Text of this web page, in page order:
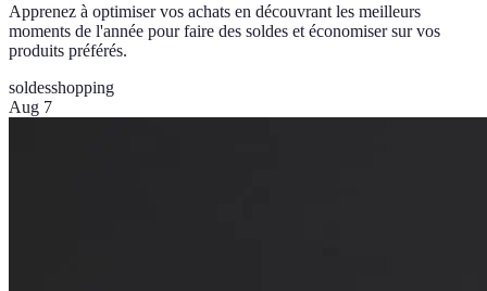
Apprenez à optimiser vos achats en découvrant les meilleurs
moments de l'année pour faire des soldes et économiser sur vos
produits préférés.
soldesshopping
Aug 7